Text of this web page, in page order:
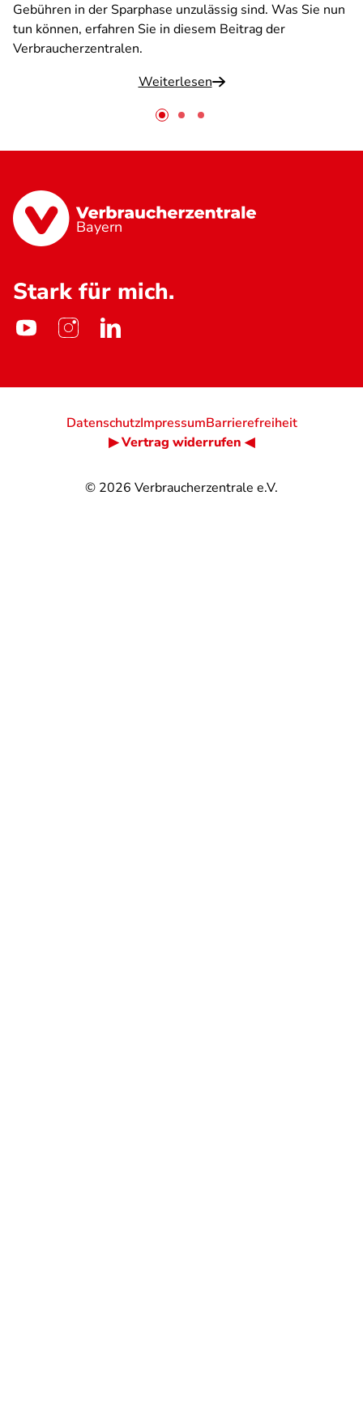
Gebühren in der Sparphase unzulässig sind. Was Sie nun
tun können, erfahren Sie in diesem Beitrag der
Verbraucherzentralen.
Weiterlesen
Bayern
Stark für mich.
© 2026 Verbraucherzentrale e.V.
DatenschutzImpressumBarrierefreiheit
▶ Vertrag widerrufen ◀